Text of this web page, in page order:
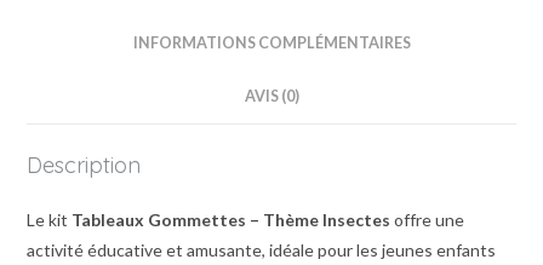
INFORMATIONS COMPLÉMENTAIRES
AVIS (0)
Description
Le kit Tableaux Gommettes – Thème Insectes offre une
activité éducative et amusante, idéale pour les jeunes enfants